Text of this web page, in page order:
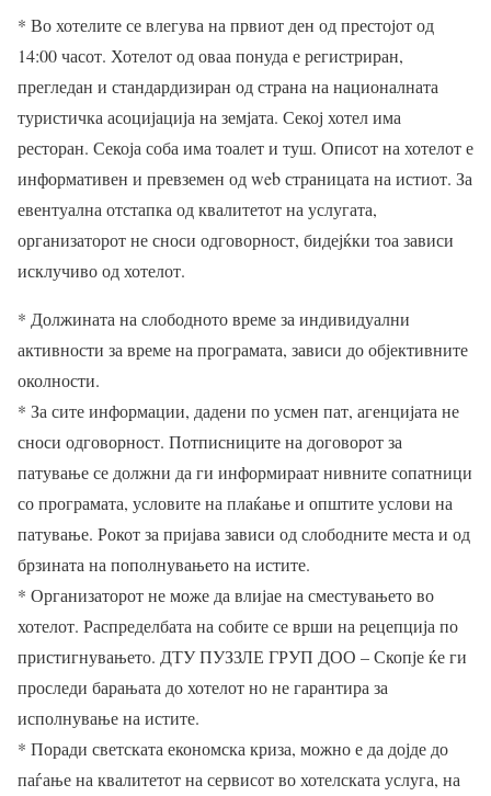
* Во хотелите се влегува на првиот ден од престојот од
14:00 часот. Хотелот од оваа понуда е регистриран,
прегледан и стандардизиран од страна на националната
туристичка асоцијација на земјата. Секој хотел има
ресторан. Секоја соба има тоалет и туш. Описот на хотелот е
информативен и превземен од web страницата на истиот. За
евентуална отстапка од квалитетот на услугата,
организаторот не сноси одговорност, бидејќки тоа зависи
исклучиво од хотелот.
* Должината на слободното време за индивидуални
активности за време на програмата, зависи до објективните
околности.
* За сите информации, дадени по усмен пат, агенцијата не
сноси одговорност. Потписниците на договорот за
патување се должни да ги информираат нивните сопатници
со програмата, условите на плаќање и општите услови на
патување. Рокот за пријава зависи од слободните места и од
брзината на пополнувањето на истите.
* Организаторот не може да влијае на сместувањето во
хотелот. Распределбата на собите се врши на рецепција по
пристигнувањето. ДТУ ПУЗЗЛЕ ГРУП ДОО – Скопје ќе ги
проследи барањата до хотелот но не гарантира за
исполнување на истите.
* Поради светската економска криза, можно е да дојде до
паѓање на квалитетот на сервисот во хотелската услуга, на